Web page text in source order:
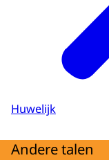
Huwelijk
Andere talen